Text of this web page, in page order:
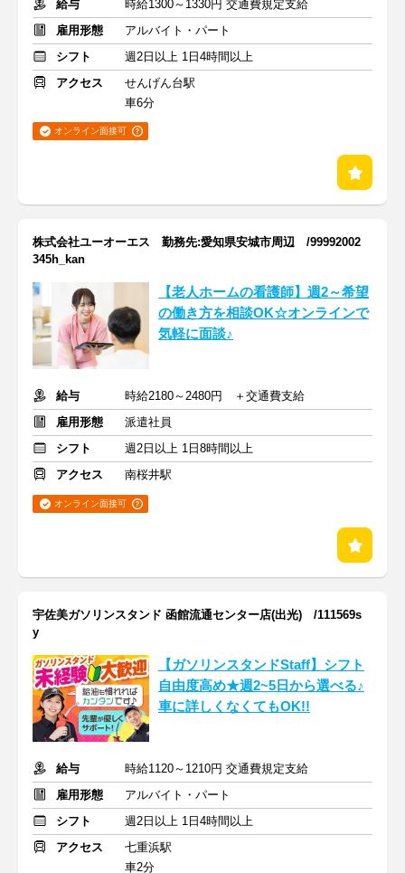
給与
時給1300～1330円 交通費規定支給
雇用形態
アルバイト・パート
シフト
週2日以上 1日4時間以上
アクセス
せんげん台駅
車6分
オンライン面接可
株式会社ユーオーエス 勤務先:愛知県安城市周辺 /99992002
345h_kan
【老人ホームの看護師】週2～希望
の働き方を相談OK☆オンラインで
気軽に面談♪
給与
時給2180～2480円 ＋交通費支給
雇用形態
派遣社員
シフト
週2日以上 1日8時間以上
アクセス
南桜井駅
オンライン面接可
宇佐美ガソリンスタンド 函館流通センター店(出光) /111569s
y
【ガソリンスタンドStaff】シフト
自由度高め★週2~5日から選べる♪
車に詳しくなくてもOK!!
給与
時給1120～1210円 交通費規定支給
雇用形態
アルバイト・パート
シフト
週2日以上 1日4時間以上
アクセス
七重浜駅
車2分